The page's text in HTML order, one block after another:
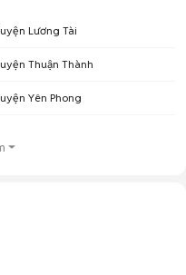
Lương Tài
Thuận Thành
Yên Phong